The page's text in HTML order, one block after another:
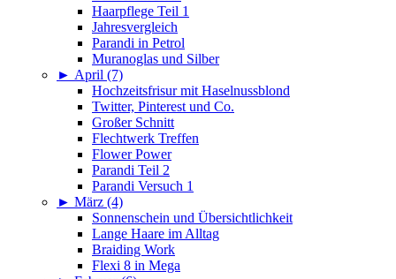
Haarpflege Teil 1
Jahresvergleich
Parandi in Petrol
Muranoglas und Silber
► April (7)
Hochzeitsfrisur mit Haselnussblond
Twitter, Pinterest und Co.
Großer Schnitt
Flechtwerk Treffen
Flower Power
Parandi Teil 2
Parandi Versuch 1
► März (4)
Sonnenschein und Übersichtlichkeit
Lange Haare im Alltag
Braiding Work
Flexi 8 in Mega